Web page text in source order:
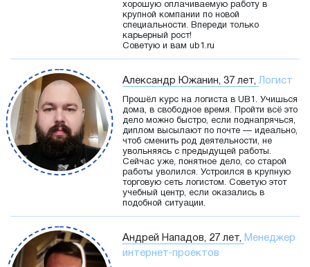
хорошую оплачиваемую работу в
крупной компании по новой
специальности. Впереди только
карьерный рост!
Советую и вам ub1.ru
Александр Южанин, 37 лет,Логист
Прошёл курс на логиста в UB1. Учишься
дома, в свободное время. Пройти всё это
дело можно быстро, если поднапрячься,
диплом высылают по почте — идеально,
чтоб сменить род деятельности, не
увольняясь с предыдущей работы.
Сейчас уже, понятное дело, со старой
работы уволился. Устроился в крупную
торговую сеть логистом. Советую этот
учебный центр, если оказались в
подобной ситуации.
Андрей Нападов, 27 лет, Менеджер
интернет-проектов